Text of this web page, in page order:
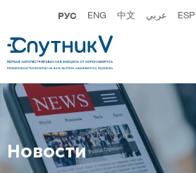
РУС ENG 中文 عربي ESP
Новости